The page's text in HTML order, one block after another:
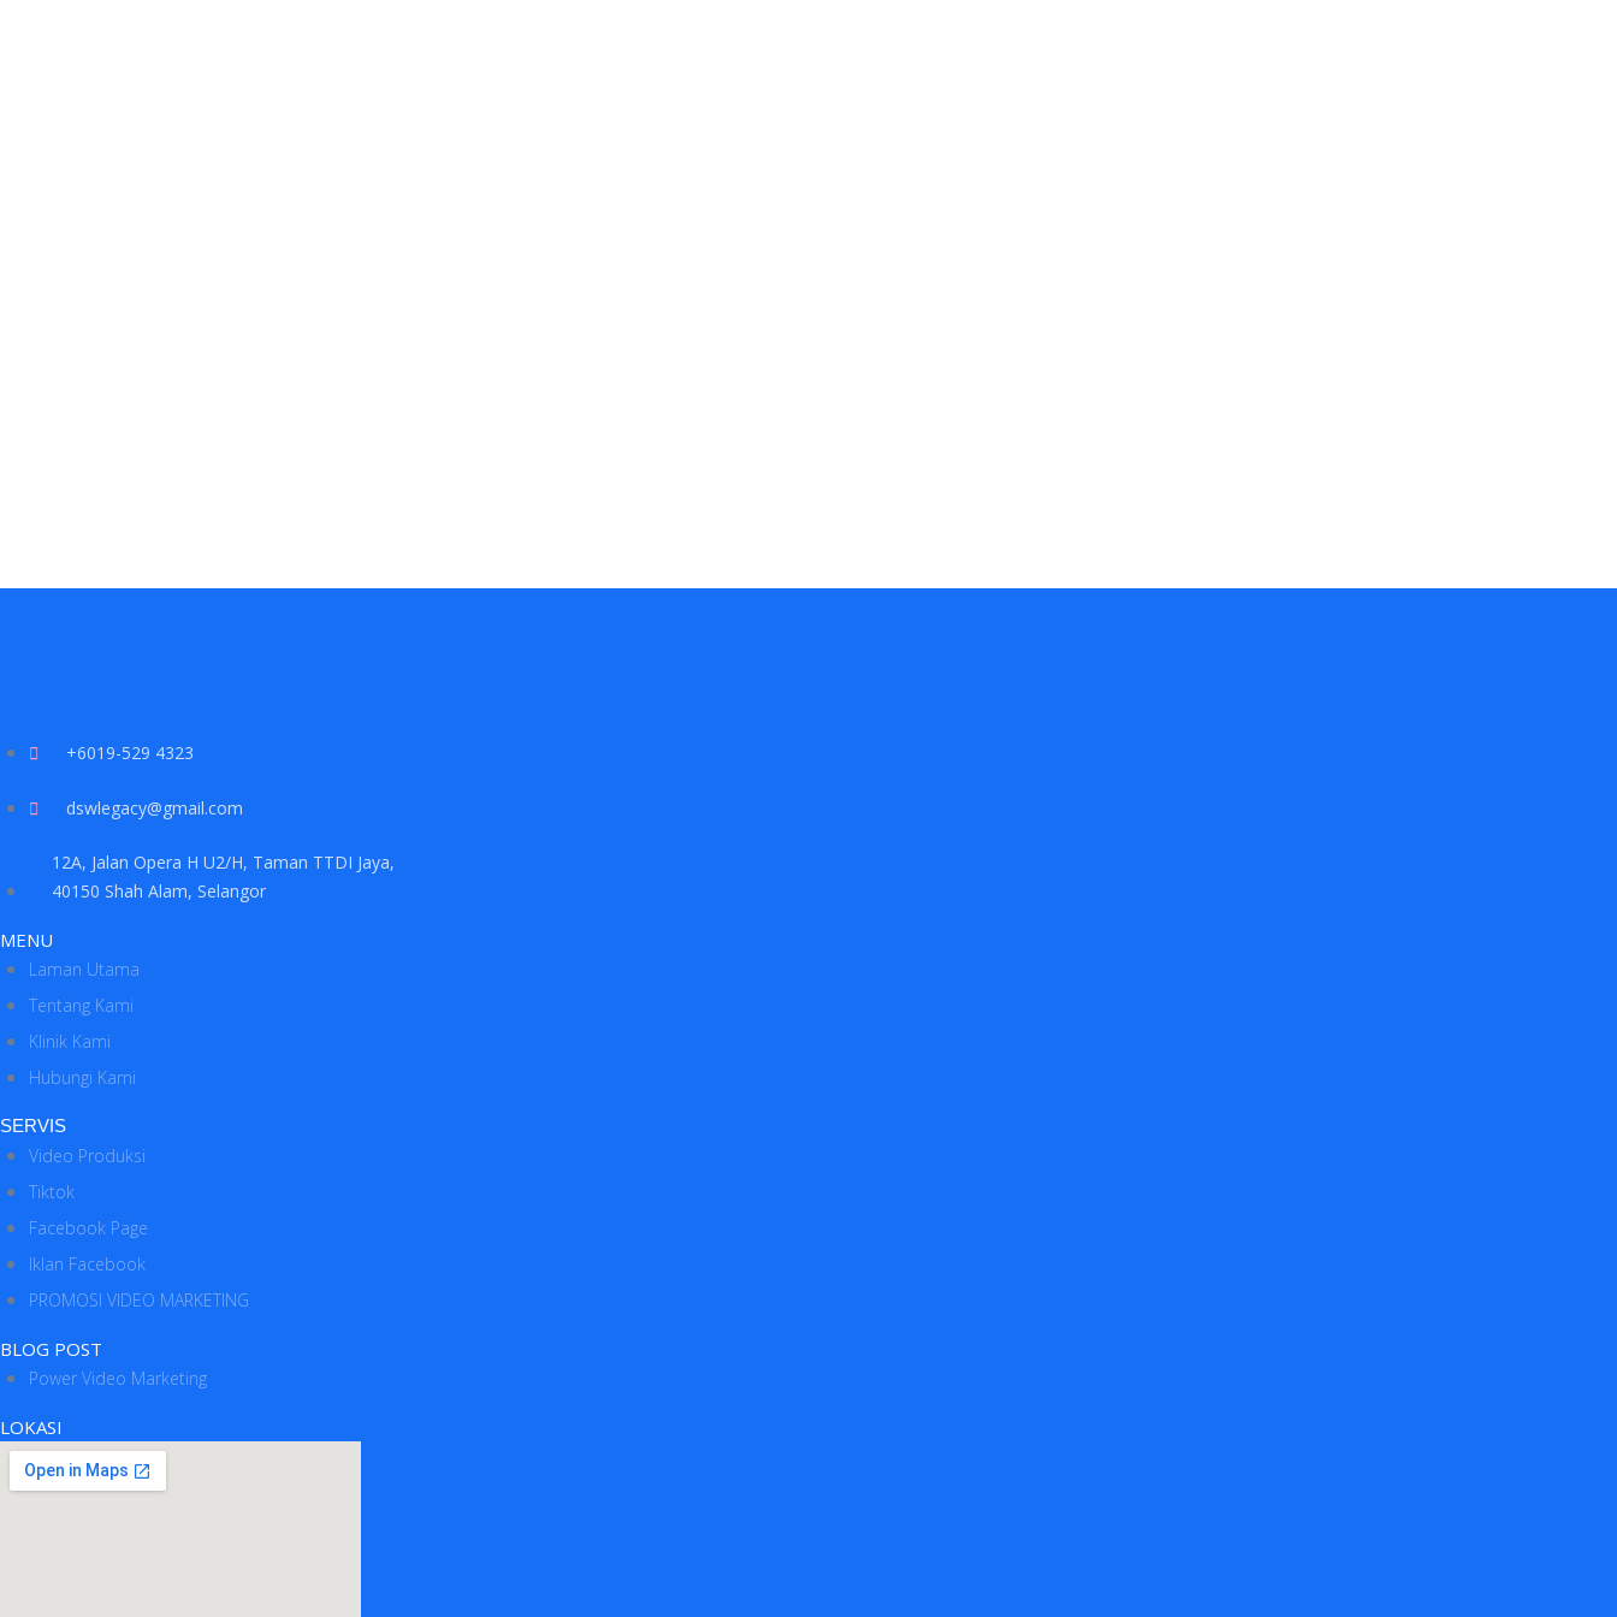
+6019-529 4323
dswlegacy@gmail.com
12A, Jalan Opera H U2/H, Taman TTDI Jaya,
40150 Shah Alam, Selangor
MENU
Laman Utama
Tentang Kami
Klinik Kami
Hubungi Kami
SERVIS
Video Produksi
Tiktok
Facebook Page
Iklan Facebook
PROMOSI VIDEO MARKETING
BLOG POST
Power Video Marketing
LOKASI